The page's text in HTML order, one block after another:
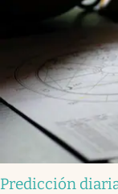
Predicción